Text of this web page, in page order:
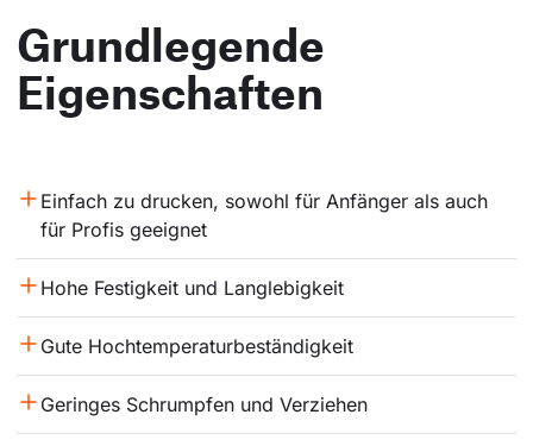
Grundlegende
Eigenschaften
Einfach zu drucken, sowohl für Anfänger als auch
für Profis geeignet
Hohe Festigkeit und Langlebigkeit
Gute Hochtemperaturbeständigkeit
Geringes Schrumpfen und Verziehen